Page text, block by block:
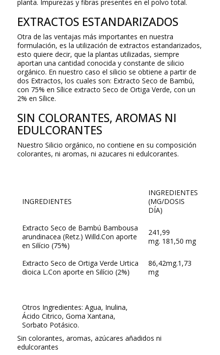
planta. Impurezas y fibras presentes en el polvo total.
EXTRACTOS ESTANDARIZADOS
Otra de las ventajas más importantes en nuestra
formulación, es la utilización de extractos estandarizados,
esto quiere decir, que la plantas utilizadas, siempre
aportan una cantidad conocida y constante de silicio
orgánico. En nuestro caso el silicio se obtiene a partir de
dos Extractos, los cuales son: Extracto Seco de Bambú,
con 75% en Sílice extracto Seco de Ortiga Verde, con un
2% en Sílice.
SIN COLORANTES, AROMAS NI
EDULCORANTES
Nuestro Silicio orgánico, no contiene en su composición
colorantes, ni aromas, ni azucares ni edulcorantes.
INGREDIENTES
INGREDIENTES
(MG/DOSIS
DÍA)
Extracto Seco de Bambú Bambousa
arundinacea (Retz.) Willd.Con aporte
en Silício (75%)
241,99
mg. 181,50 mg
Extracto Seco de Ortiga Verde Urtica
dioica L.Con aporte en Silício (2%)
86,42mg.1,73
mg
Otros Ingredientes: Agua, Inulina,
Ácido Citrico, Goma Xantana,
Sorbato Potásico.
Sin colorantes, aromas, azúcares añadidos ni
edulcorantes